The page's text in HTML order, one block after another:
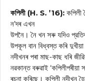
কপিলী (H. S. ’16): কপিলী
ন’দৰ এখন
উপনৈ। নৈ খন সৰু যদিও
উপকূল বান বিধ্বস্ত কৰি
নদীখনৰ পৰা মাছ-কাছ ধৰি
নৱকান্ত বৰুৱাই ‘কপিলীপৰীয়া
ৰচনা কৰিছে। কপিলী